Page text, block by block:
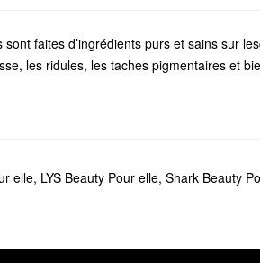
faites d’ingrédients purs et sains sur
les ridules, les taches pigmentaires et
véganes, notamment des exfoliants
elle, LYS Beauty Pour elle, Shark Beauty